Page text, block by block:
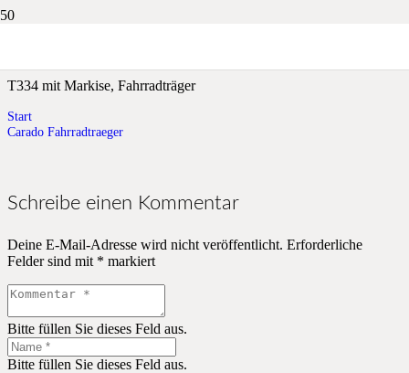
T334 mit Markise, Fahrradträger
Start
Carado Fahrradtraeger
Schreibe einen Kommentar
Deine E-Mail-Adresse wird nicht veröffentlicht. Erforderliche
Felder sind mit * markiert
Bitte füllen Sie dieses Feld aus.
Bitte füllen Sie dieses Feld aus.